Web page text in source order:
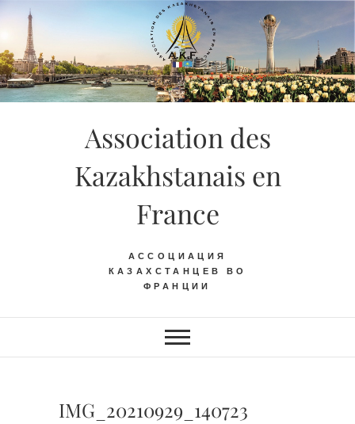
Skip
content
Association des
Kazakhstanais en
France
АССОЦИАЦИЯ
КАЗАХСТАНЦЕВ ВО
ФРАНЦИИ
IMG_20210929_140723